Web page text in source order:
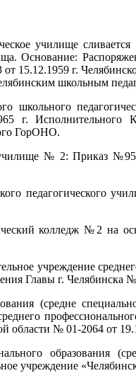
училище
Основание:
15.12.1959 г.
школьным
школьного
г. Исполнительного
ГорОНО.
№ 2: Приказ
педагогического
колледж №2 на
учреждение
Главы г.
(средне
области № 01-2064 от
образования
учреждение